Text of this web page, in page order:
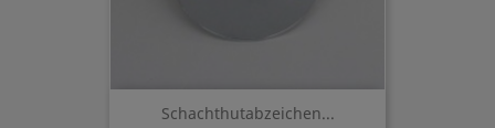
Schachthutabzeichen...